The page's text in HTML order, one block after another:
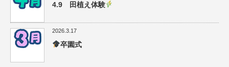
4.9 田植え体験
2026.3.17
卒園式